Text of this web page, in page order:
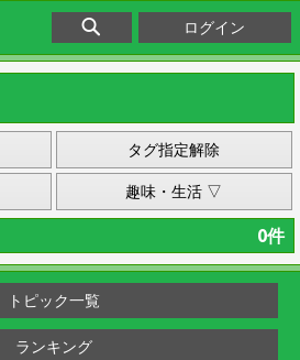
ログイン
タグ指定解除
趣味・生活 ▽
0件
トピック一覧
ランキング